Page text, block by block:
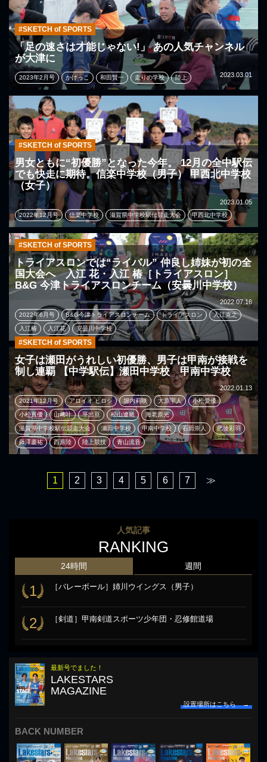
#SKETCH of SPORTS
「足の速さは才能じゃない!」 あの人気チャンネル
が大津に
2023.03.01
2023年2月号 かけっこ 和田賢一 走りの学校 陸上
#SKETCH of SPORTS
男女ともに“初優勝”となった今年。 12月の全中駅伝
でも快走に期待。信楽中学校（男子） 甲西北中学校
（女子）
2023.01.05
2022年12月号 信楽中学校 滋賀県中学校駅伝競走大会 甲西北中学校
#SKETCH of SPORTS
トライアスロンでは“ライバル” 仲良し姉妹が初の全
国大会へ 入江 花・入江 椿［トライアスロン］
B&G 今津トライアスロンチーム（安曇川中学校）
2022.07.16
2022年6月号 B&G今津トライアスロンチーム トライアスロン 入江克之
入江椿 入江花 安曇川中学校
#SKETCH of SPORTS
女子は瀬田がうれしい初優勝、男子は甲南が接戦を
制し連覇 【中学駅伝】瀬田中学校 甲南中学校
2022.01.13
2021年12月号 アロイオ ヒロシ 堀内莉咲 大原宇人 小松愛優
小松真優 山﨑叶 平出亘 松山遼祐 海老原光
滋賀県中学校駅伝競走大会 瀬田中学校 甲南中学校 石田崇人 肥後彩羽
藤澤慶祐 西原陸 陸上競技 青山流音
1 2 3 4 5 6 7 ≫
人気記事
RANKING
24時間
1 ［バレーボール］姉川ウイングス（男子）
2 ［剣道］甲南剣道スポーツ少年団・忍修館道場
週間
最新号でました！
LAKESTARS
MAGAZINE
設置場所はこちら →
BACK NUMBER